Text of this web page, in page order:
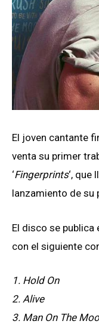
El joven cantante
venta su primer
‘Fingerprints‘, que
lanzamiento de su
El disco se
con el siguiente
1. Hold On
2. Alive
3. Man On The